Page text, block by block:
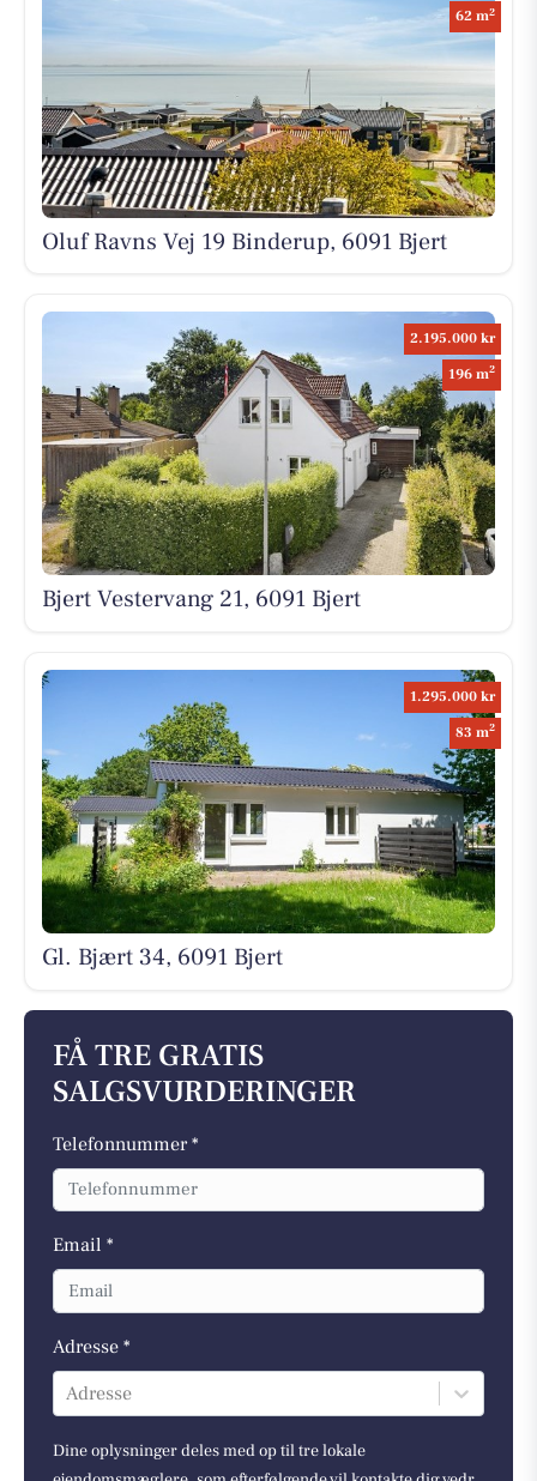
62 m2
Oluf Ravns Vej 19 Binderup, 6091 Bjert
2.195.000 kr
196 m2
Bjert Vestervang 21, 6091 Bjert
1.295.000 kr
83 m2
Gl. Bjært 34, 6091 Bjert
FÅ TRE GRATIS
SALGSVURDERINGER
Telefonnummer *
Email *
Adresse *
Adresse
Dine oplysninger deles med op til tre lokale